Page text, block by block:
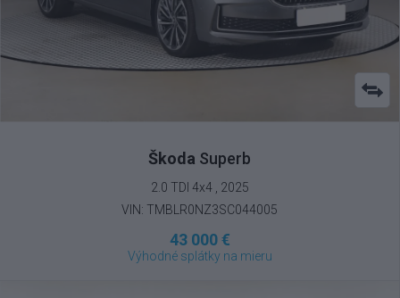
Škoda Superb
2.0 TDI 4x4 , 2025
VIN: TMBLR0NZ3SC044005
43 000 €
Výhodné splátky na mieru